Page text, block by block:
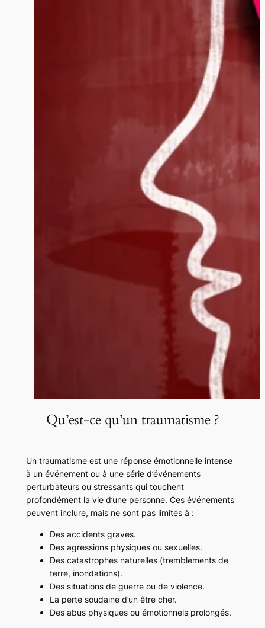
Qu’est-ce qu’un traumatisme ?
Un traumatisme est une réponse émotionnelle intense
à un événement ou à une série d’événements
perturbateurs ou stressants qui touchent
profondément la vie d’une personne. Ces événements
peuvent inclure, mais ne sont pas limités à :
Des accidents graves.
Des agressions physiques ou sexuelles.
Des catastrophes naturelles (tremblements de
terre, inondations).
Des situations de guerre ou de violence.
La perte soudaine d’un être cher.
Des abus physiques ou émotionnels prolongés.